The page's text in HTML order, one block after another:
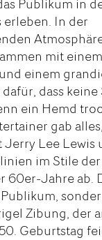
erleben. In der
mit
einem
dass keine
ein Hemd
gab
Jerry Lee Lewis
im Stile
60er-Jahre ab.
Zibung, der
Geburtstag